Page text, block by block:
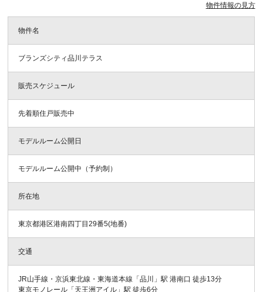
物件情報の見方
物件名
ブランズシティ品川テラス
販売スケジュール
先着順住戸販売中
モデルルーム公開日
モデルルーム公開中（予約制）
所在地
東京都港区港南四丁目29番5(地番)
交通
JR山手線・京浜東北線・東海道本線「品川」駅 港南口 徒歩13分
東京モノレール「天王洲アイル」駅 徒歩6分